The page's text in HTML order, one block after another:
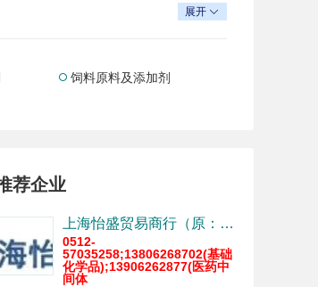
展开 
 饲料原料及添加剂
荐企业
上海怡盛贸易商行（原：昆山市兵希精细药用原料厂）
0512-
57035258;13806268702(基础
化学品);13906262877(医药中
间体